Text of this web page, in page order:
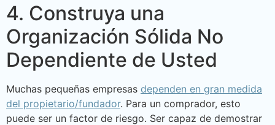
4. Construya una
Organización Sólida No
Dependiente de Usted
Muchas pequeñas empresas dependen en gran medida
del propietario/fundador. Para un comprador, esto
puede ser un factor de riesgo. Ser capaz de demostrar